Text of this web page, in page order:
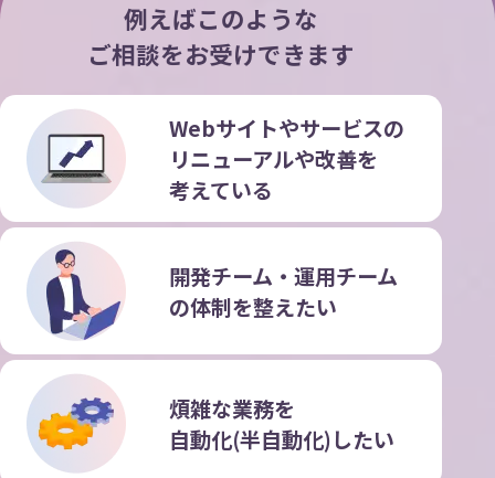
例えばこのような
ご相談をお受けできます
Webサイトやサービスの
リニューアルや改善を
考えている
開発チーム・運用チーム
の体制を整えたい
煩雑な業務を
自動化(半自動化)したい